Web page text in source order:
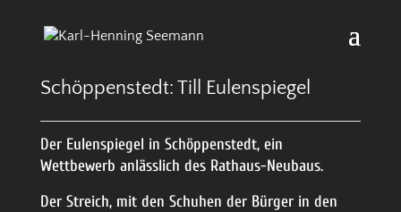
Schöppenstedt: Till Eulenspiegel
Der Eulenspiegel in Schöppenstedt, ein
Wettbewerb anlässlich des Rathaus-Neubaus.
Der Streich, mit den Schuhen der Bürger in den